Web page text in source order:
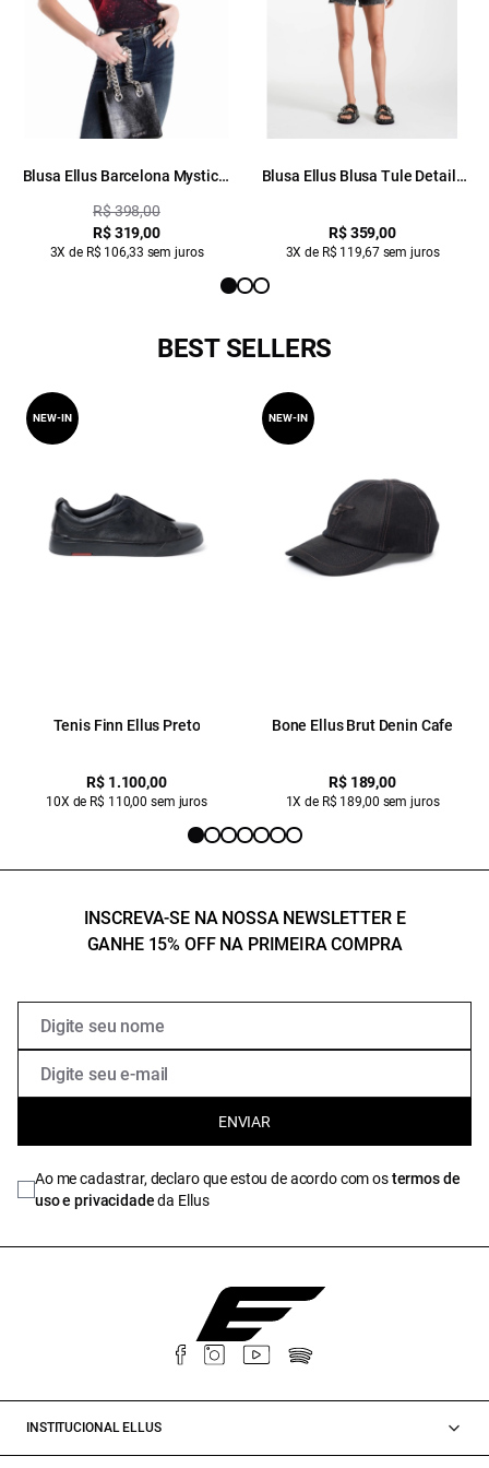
Blusa Ellus Barcelona Mystical
R$ 398,00
R$ 319,00
3X de R$ 106,33 sem juros
Blusa Ellus Blusa Tule Details
R$ 359,00
3X de R$ 119,67 sem juros
BEST SELLERS
Tenis Finn Ellus Preto
R$ 1.100,00
10X de R$ 110,00 sem juros
NEW-IN
Bone Ellus Brut Denin Cafe
R$ 189,00
1X de R$ 189,00 sem juros
NEW-IN
INSCREVA-SE NA NOSSA NEWSLETTER E
GANHE 15% OFF NA PRIMEIRA COMPRA
ENVIAR
Ao me cadastrar, declaro que estou de acordo com ostermos de
uso e privacidadeda Ellus
INSTITUCIONAL ELLUS